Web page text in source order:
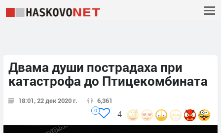
Двама души пострадаха при
катастрофа до Птицекомбината
18:01, 22 дек 2020 г. 6,361
4
0